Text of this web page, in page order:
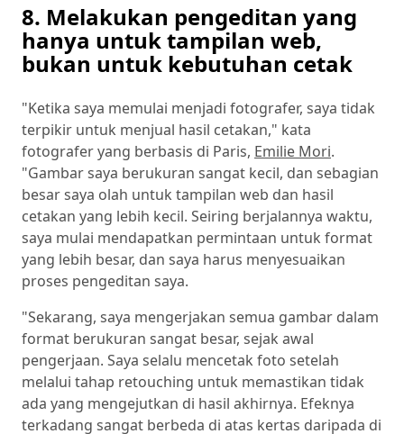
8. Melakukan pengeditan yang
hanya untuk tampilan web,
bukan untuk kebutuhan cetak
"Ketika saya memulai menjadi fotografer, saya tidak
terpikir untuk menjual hasil cetakan," kata
fotografer yang berbasis di Paris, Emilie Mori.
"Gambar saya berukuran sangat kecil, dan sebagian
besar saya olah untuk tampilan web dan hasil
cetakan yang lebih kecil. Seiring berjalannya waktu,
saya mulai mendapatkan permintaan untuk format
yang lebih besar, dan saya harus menyesuaikan
proses pengeditan saya.
"Sekarang, saya mengerjakan semua gambar dalam
format berukuran sangat besar, sejak awal
pengerjaan. Saya selalu mencetak foto setelah
melalui tahap retouching untuk memastikan tidak
ada yang mengejutkan di hasil akhirnya. Efeknya
terkadang sangat berbeda di atas kertas daripada di